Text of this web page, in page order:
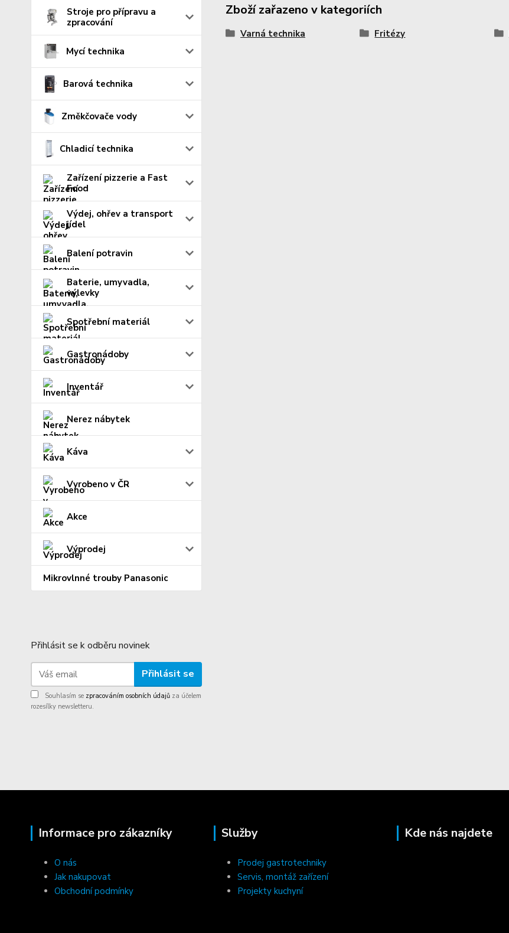
Stroje pro přípravu a
zpracování
Mycí technika
Barová technika
Změkčovače vody
Chladicí technika
Zařízení pizzerie a Fast
Food
Výdej, ohřev a transport
jídel
Balení potravin
Baterie, umyvadla,
výlevky
Spotřební materiál
Gastronádoby
Inventář
Nerez nábytek
Káva
Vyrobeno v ČR
Akce
Výprodej
Mikrovlnné trouby Panasonic
Přihlásit se k odběru novinek
Přihlásit se
Souhlasím se zpracováním osobních údajů za účelem
rozesílky newsletteru.
Zboží zařazeno v kategoriích
Varná technika Fritézy
Informace pro zákazníky
O nás
Jak nakupovat
Obchodní podmínky
Služby
Prodej gastrotechniky
Servis, montáž zařízení
Projekty kuchyní
Kde nás najdete